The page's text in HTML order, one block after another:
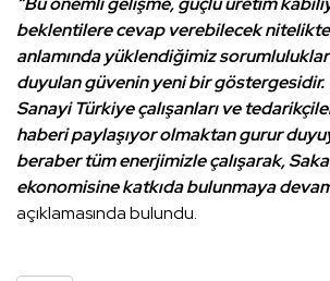
beklentilere cevap verebilecek
anlamında yüklendiğimiz sorumluluklar
duyulan güvenin yeni bir
Sanayi Türkiye çalışanları ve
haberi paylaşıyor olmaktan gurur
beraber tüm enerjimizle çalışarak,
ekonomisine katkıda bulunmaya
açıklamasında bulundu.